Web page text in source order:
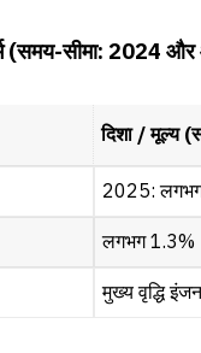
(समय-सीमा: 2024
दिशा / मूल्य
2025:
लगभग 1.3%
मुख्य वृद्धि